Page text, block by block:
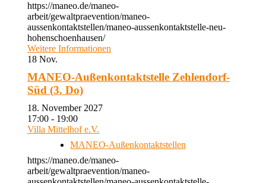
https://maneo.de/maneo-
arbeit/gewaltpraevention/maneo-
aussenkontaktstellen/maneo-aussenkontaktstelle-neu-
hohenschoenhausen/
Weitere Informationen
18 Nov.
MANEO-Außenkontaktstelle Zehlendorf-
Süd (3. Do)
18. November 2027
17:00 - 19:00
Villa Mittelhof e.V.
MANEO-Außenkontaktstellen
https://maneo.de/maneo-
arbeit/gewaltpraevention/maneo-